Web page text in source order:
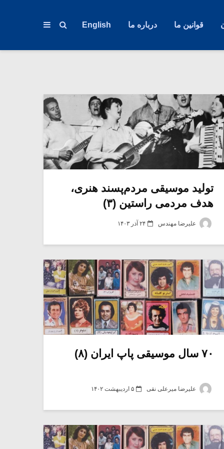
قوانین ما درباره ما English
تولید موسیقی مردم‌پسند هنری،
هدف مردمی راستین (۳)
علیرضا مهندس ۲۴ آذر ۱۴۰۳
۷۰ سال موسیقی پاپ ایران (۸)
علیرضا میرعلی نقی ۵ اردیبهشت ۱۴۰۲
میکلوش روژا